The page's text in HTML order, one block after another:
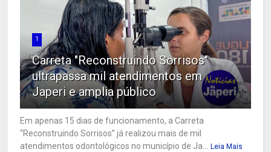
1
Carreta "Reconstruindo Sorrisos"
ultrapassa mil atendimentos em
Japeri e amplia público
Em apenas 15 dias de funcionamento, a Carreta
“Reconstruindo Sorrisos” já realizou mais de mil
atendimentos odontológicos no município de Ja... Leia Mais